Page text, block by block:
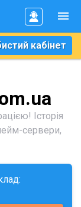
кабінет
Історія
сервери,